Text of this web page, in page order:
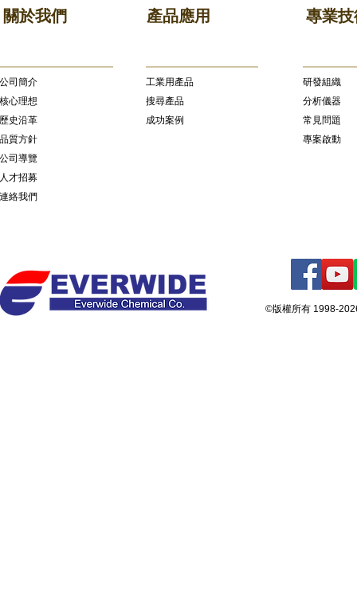
關於我們 產品應用 專業
公司簡介
核心理想
歷史沿革
品質方針
公司導覽
人才招募
連絡我們
​工業用產品
搜尋產品
成功案例
研發組織
分析儀器
常見問題
專案啟動
©版權所有 1998-